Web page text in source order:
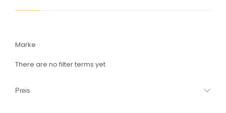
Marke
There are no filter terms yet
Preis